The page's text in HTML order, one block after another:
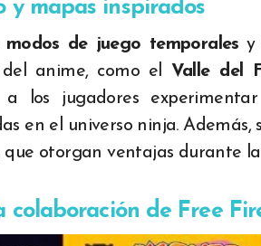
y mapas inspirados
modos de juego temporales y
del anime, como el Valle del
a los jugadores
en el universo ninja. Además,
que otorgan ventajas durante
colaboración de Free